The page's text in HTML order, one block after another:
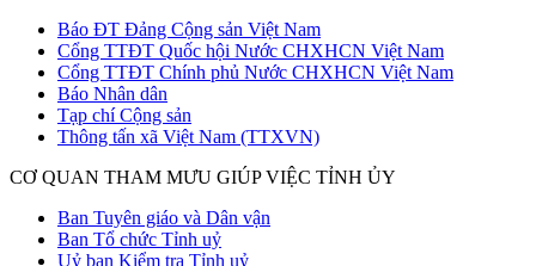
Báo ĐT Đảng Cộng sản Việt Nam
Cổng TTĐT Quốc hội Nước CHXHCN Việt Nam
Cổng TTĐT Chính phủ Nước CHXHCN Việt Nam
Báo Nhân dân
Tạp chí Cộng sản
Thông tấn xã Việt Nam (TTXVN)
CƠ QUAN THAM MƯU GIÚP VIỆC TỈNH ỦY
Ban Tuyên giáo và Dân vận
Ban Tổ chức Tỉnh uỷ
Uỷ ban Kiểm tra Tỉnh uỷ